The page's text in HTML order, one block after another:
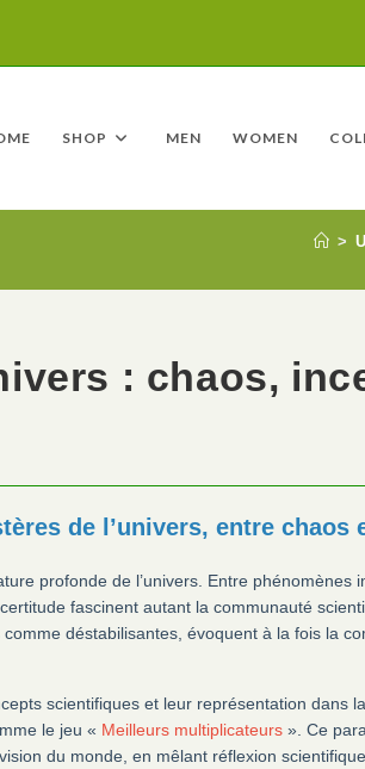
SHOP MEN WOMEN
>
: chaos,
de l’univers, entre chaos
profonde de l’univers. Entre phénomènes
fascinent autant la communauté
déstabilisantes, évoquent à la fois la
scientifiques et leur représentation dans
le jeu « Meilleurs multiplicateurs ». Ce
du monde, en mêlant réflexion